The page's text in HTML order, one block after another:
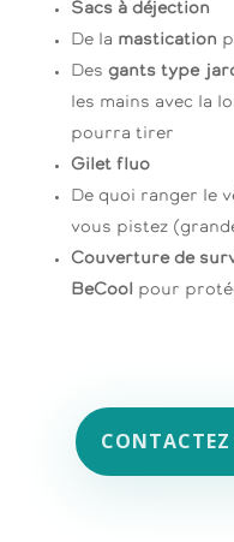
Sacs à déjection
De la mastication
Des gants type
les mains avec la
pourra tirer
Gilet fluo
De quoi ranger le
vous pistez
Couverture de
BeCool pour
CONTACTEZ